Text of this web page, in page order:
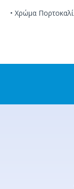
• Χρώμα Πορτοκαλί